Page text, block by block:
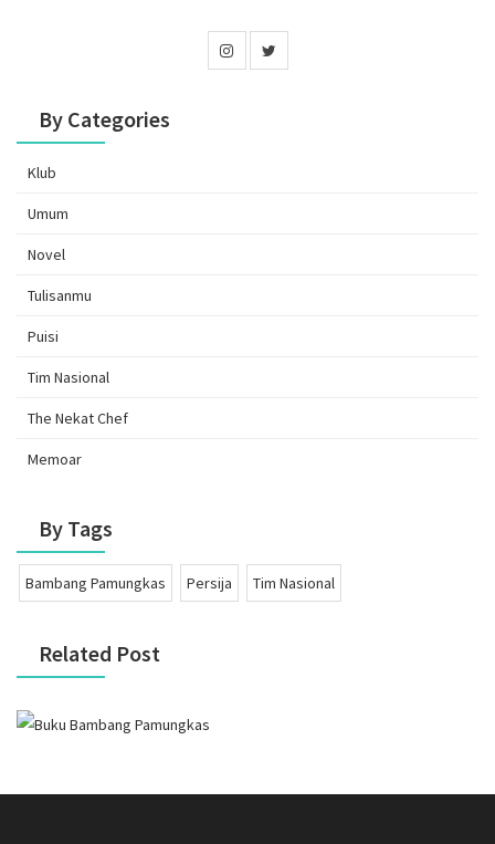
By Categories
Klub
Umum
Novel
Tulisanmu
Puisi
Tim Nasional
The Nekat Chef
Memoar
By Tags
Bambang Pamungkas Persija Tim Nasional
Related Post